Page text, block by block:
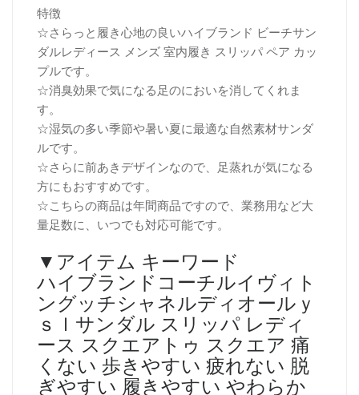
特徴
☆さらっと履き心地の良いハイブランド ビーチサン
ダルレディース メンズ 室内履き スリッパ ペア カッ
プルです。
☆消臭効果で気になる足のにおいを消してくれま
す。
☆湿気の多い季節や暑い夏に最適な自然素材サンダ
ルです。
☆さらに前あきデザインなので、足蒸れが気になる
方にもおすすめです。
☆こちらの商品は年間商品ですので、業務用など大
量足数に、いつでも対応可能です。
▼アイテム キーワード
ハイブランドコーチルイヴィト
ングッチシャネルディオールｙ
ｓｌサンダル スリッパ レディ
ース スクエアトゥ スクエア 痛
くない 歩きやすい 疲れない 脱
ぎやすい 履きやすい やわらか